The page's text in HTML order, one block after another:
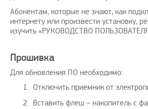
Абонентам, которые не знают, как
интернету или произвести установку,
изучить «РУКОВОДСТВО
Прошивка
Для обновления ПО необходимо:
Отключить приемник от
Вставить флеш – накопитель с